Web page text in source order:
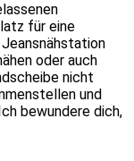
für eine
oder auch
nicht
und
bewundere dich,